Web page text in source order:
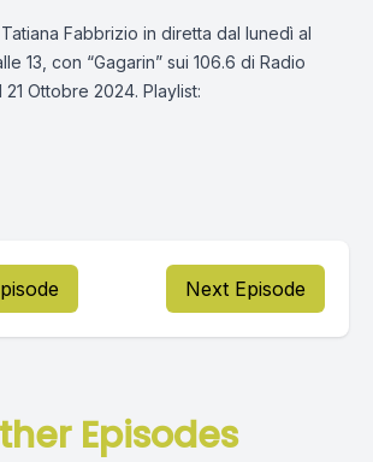
Fabbrizio in diretta dal lunedì al
13, con “Gagarin” sui 106.6 di Radio
Ottobre 2024. Playlist:
Next Episode
Episodes